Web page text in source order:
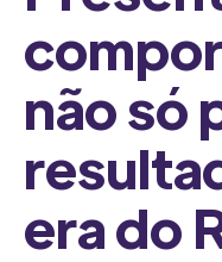
não só
era do